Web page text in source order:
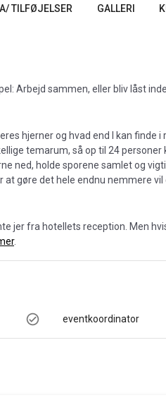
TILFØJELSER GALLERI
Arbejd sammen, eller bliv låst
hjerner og hvad end I kan finde
temarum, så op til 24 personer
ned, holde sporene samlet og
gøre det hele endnu nemmere
jer fra hotellets reception. Men
.
eventkoordinator